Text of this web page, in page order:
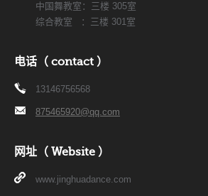
中国舞教室：三楼 305室
综合教室 ：三楼 301室
电话（ contact ）
13146756568
875465920@qq.com
网址（ Website ）
www.jinghuadance.com